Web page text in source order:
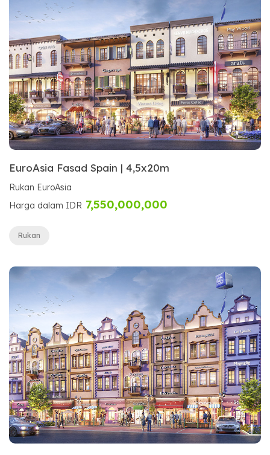
EuroAsia Fasad Spain | 4,5x20m
Rukan EuroAsia
Harga dalam IDR 7,550,000,000
Rukan